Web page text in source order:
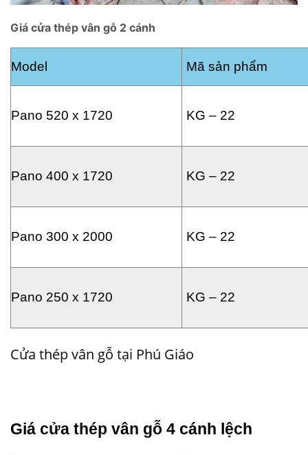
Giá cửa thép vân gỗ 2 cánh
Model Mã sản phẩm
Pano 520 x 1720 KG – 22
Pano 400 x 1720 KG – 22
Pano 300 x 2000 KG – 22
Pano 250 x 1720 KG – 22
Cửa thép vân gỗ tại Phú Giáo
Giá cửa thép vân gỗ 4 cánh lệch